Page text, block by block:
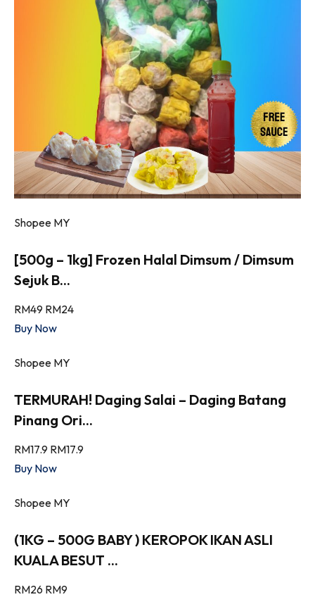
Shopee MY
[500g – 1kg] Frozen Halal Dimsum / Dimsum
Sejuk B...
RM49 RM24
Buy Now
Shopee MY
TERMURAH! Daging Salai – Daging Batang
Pinang Ori...
RM17.9 RM17.9
Buy Now
Shopee MY
(1KG – 500G BABY ) KEROPOK IKAN ASLI
KUALA BESUT ...
RM26 RM9